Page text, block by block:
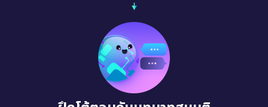
ฝึกโต้ตอบกับบทบาทสมมติ